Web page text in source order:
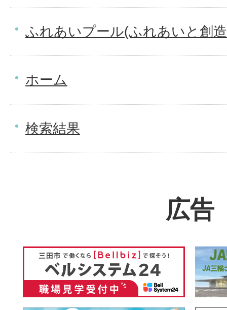
ふれあいプール(ふれあいと創
ホーム
検索結果
広告